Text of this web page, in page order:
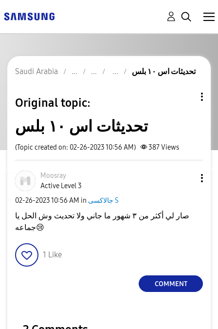
Saudi Arabia تحديثات اس ١٠ بلس
Original topic:
تحديثات اس ١٠ بلس
(Topic created on: 02-26-2023 10:56 AM) 387Views
Moosray
Active Level 3
‎02-26-202310:56 AM in جالاكسى S
صار لي أكثر من ٣ شهور ما جاني ولا تحديث وش الحل يا
جماعه😢
1 Like
COMMENT